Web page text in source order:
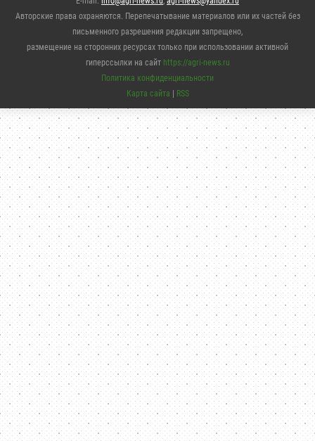
Авторские права охраняются. Перепечатывание материалов или их частей без
письменного разрешения редакции запрещено,
размещение на сторонних ресурсах только при использовании активной
гиперссылки на сайт https://agri-news.ru
Политика конфиденциальности
Карта сайта
RSS